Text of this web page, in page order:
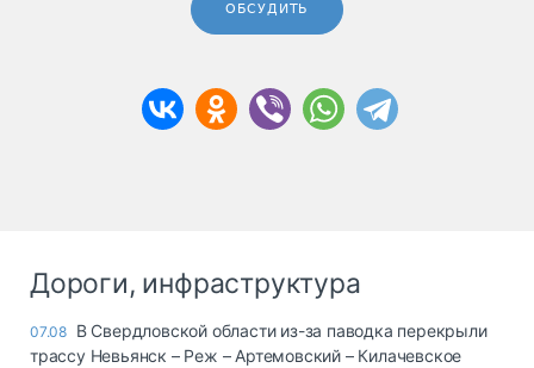
ОБСУДИТЬ
Дороги, инфраструктура
07.08 В Свердловской области из-за паводка перекрыли
трассу Невьянск – Реж – Артемовский – Килачевское